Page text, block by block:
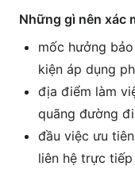
Những gì nên xác
mốc hưởng
kiện áp dụng
địa điểm làm
quãng đường
đầu việc ưu
liên hệ trực